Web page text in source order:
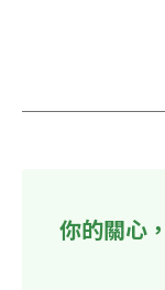
你的關心